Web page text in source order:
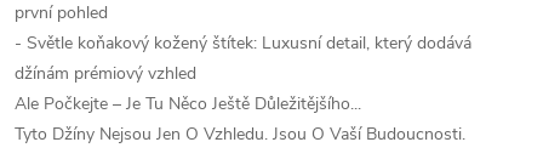
první pohled
- Světle koňakový kožený štítek: Luxusní detail, který dodává
džínám prémiový vzhled
Ale Počkejte – Je Tu Něco Ještě Důležitějšího...
Tyto Džíny Nejsou Jen O Vzhledu. Jsou O Vaší Budoucnosti.